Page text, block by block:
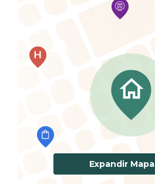
Expandir Mapa